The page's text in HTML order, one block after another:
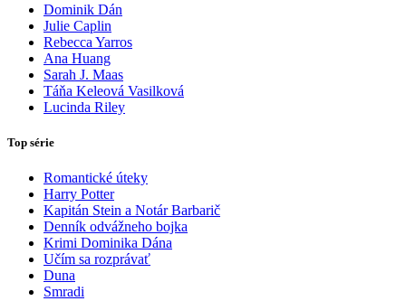
Dominik Dán
Julie Caplin
Rebecca Yarros
Ana Huang
Sarah J. Maas
Táňa Keleová Vasilková
Lucinda Riley
Top série
Romantické úteky
Harry Potter
Kapitán Stein a Notár Barbarič
Denník odvážneho bojka
Krimi Dominika Dána
Učím sa rozprávať
Duna
Smradi